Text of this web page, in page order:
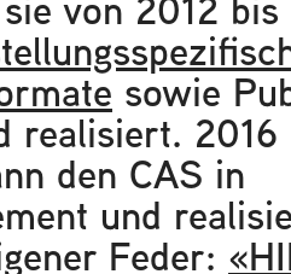
sowie
realisiert.
den CAS in
und
Feder: